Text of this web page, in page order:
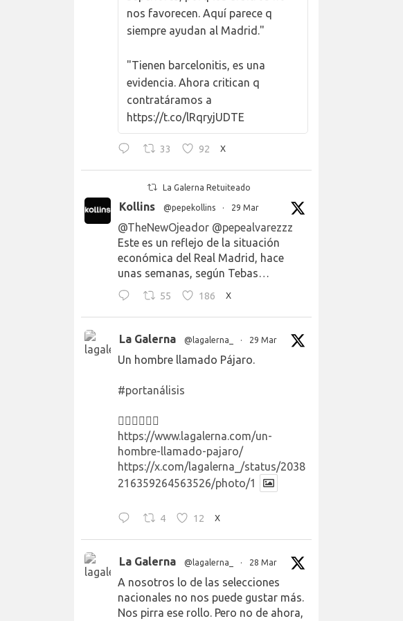
nos favorecen. Aquí parece q
siempre ayudan al Madrid."
"Tienen barcelonitis, es una
evidencia. Ahora critican q
contratáramos a
https://t.co/lRqryjUDTE
33 92 X
La Galerna Retuiteado
Kollins @pepekollins · 29 Mar
@TheNewOjeador @pepealvarezzz
Este es un reflejo de la situación
económica del Real Madrid, hace
unas semanas, según Tebas…
55 186 X
La Galerna @lagalerna_ · 29 Mar
Un hombre llamado Pájaro.
#portanálisis
👉🏻👉🏻👉🏻
https://www.lagalerna.com/un-
hombre-llamado-pajaro/
https://x.com/lagalerna_/status/2038
216359264563526/photo/1
4 12 X
La Galerna @lagalerna_ · 28 Mar
A nosotros lo de las selecciones
nacionales no nos puede gustar más.
Nos pirra ese rollo. Pero no de ahora,